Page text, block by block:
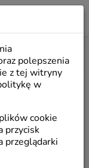
polepszenia
z tej witryny
w
cookie
przycisk
przeglądarki